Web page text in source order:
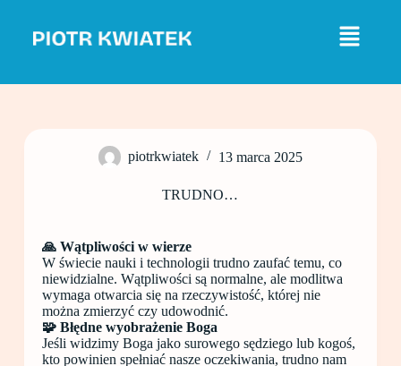
j
piotrkwiatek 13 marca 2025
TRUDNO…
🙏 Wątpliwości w wierze
W świecie nauki i technologii trudno zaufać temu, co
niewidzialne. Wątpliwości są normalne, ale modlitwa
wymaga otwarcia się na rzeczywistość, której nie
można zmierzyć czy udowodnić.
🧩 Błędne wyobrażenie Boga
Jeśli widzimy Boga jako surowego sędziego lub kogoś,
kto powinien spełniać nasze oczekiwania, trudno nam